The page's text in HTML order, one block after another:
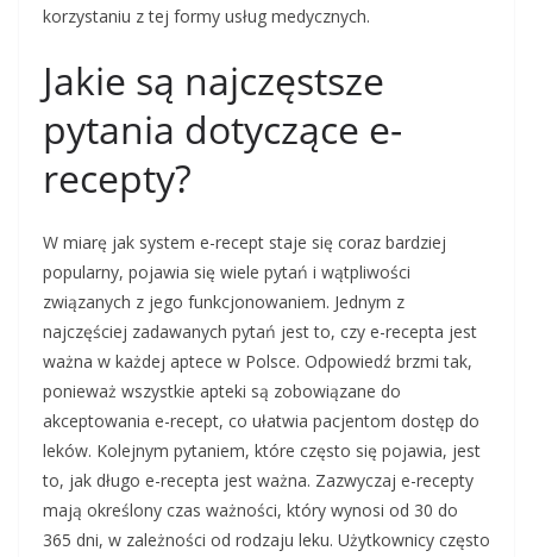
korzystaniu z tej formy usług medycznych.
Jakie są najczęstsze
pytania dotyczące e-
recepty?
W miarę jak system e-recept staje się coraz bardziej
popularny, pojawia się wiele pytań i wątpliwości
związanych z jego funkcjonowaniem. Jednym z
najczęściej zadawanych pytań jest to, czy e-recepta jest
ważna w każdej aptece w Polsce. Odpowiedź brzmi tak,
ponieważ wszystkie apteki są zobowiązane do
akceptowania e-recept, co ułatwia pacjentom dostęp do
leków. Kolejnym pytaniem, które często się pojawia, jest
to, jak długo e-recepta jest ważna. Zazwyczaj e-recepty
mają określony czas ważności, który wynosi od 30 do
365 dni, w zależności od rodzaju leku. Użytkownicy często